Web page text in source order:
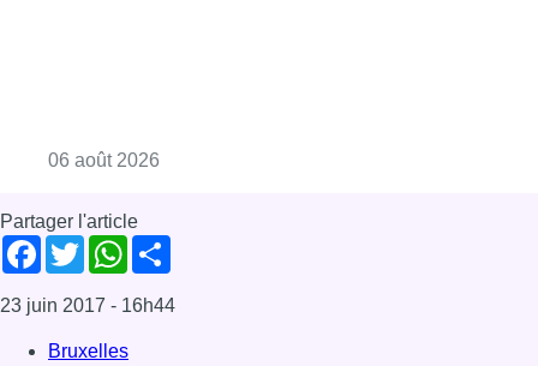
06 août 2026
Partager l'article
Facebook
TwitterWhatsApp
23 juin 2017 - 16h44
Bruxelles